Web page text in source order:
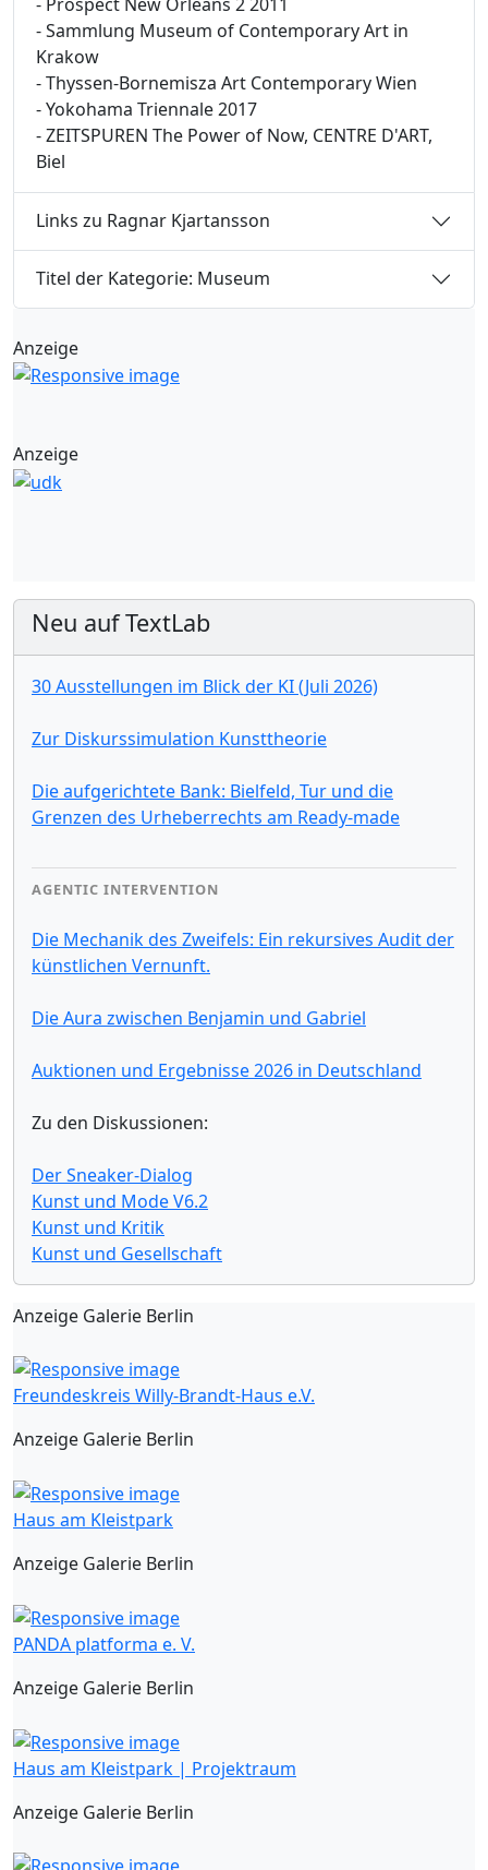
- Sammlung Museum of Contemporary Art in
Krakow
- Thyssen-Bornemisza Art Contemporary Wien
- Yokohama Triennale 2017
- ZEITSPUREN The Power of Now, CENTRE D'ART,
Biel
Links zu Ragnar Kjartansson
Titel der Kategorie: Museum
Anzeige
Anzeige
Neu auf TextLab
30 Ausstellungen im Blick der KI (Juli 2026)
Zur Diskurssimulation Kunsttheorie
Die aufgerichtete Bank: Bielfeld, Tur und die
Grenzen des Urheberrechts am Ready-made
AGENTIC INTERVENTION
Die Mechanik des Zweifels: Ein rekursives Audit der
künstlichen Vernunft.
Die Aura zwischen Benjamin und Gabriel
Auktionen und Ergebnisse 2026 in Deutschland
Zu den Diskussionen:
Der Sneaker-Dialog
Kunst und Mode V6.2
Kunst und Kritik
Kunst und Gesellschaft
Anzeige Galerie Berlin
Freundeskreis Willy-Brandt-Haus e.V.
Anzeige Galerie Berlin
Haus am Kleistpark
Anzeige Galerie Berlin
PANDA platforma e. V.
Anzeige Galerie Berlin
Haus am Kleistpark | Projektraum
Anzeige Galerie Berlin